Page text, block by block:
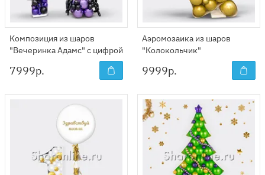
Композиция из шаров
"Вечеринка Адамс" с цифрой
7999р.
Аэромозаика из шаров
"Колокольчик"
9999р.